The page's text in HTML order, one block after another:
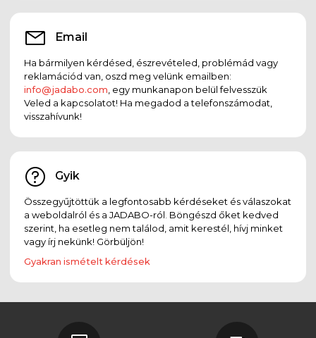
Email
Ha bármilyen kérdésed, észrevételed, problémád vagy
reklamációd van, oszd meg velünk emailben:
info@jadabo.com , egy munkanapon belül felvesszük
Veled a kapcsolatot! Ha megadod a telefonszámodat,
visszahívunk!
Gyik
Összegyűjtöttük a legfontosabb kérdéseket és válaszokat
a weboldalról és a JADABO-ról. Böngészd őket kedved
szerint, ha esetleg nem találod, amit kerestél, hívj minket
vagy írj nekünk! Görbüljön!
Gyakran ismételt kérdések